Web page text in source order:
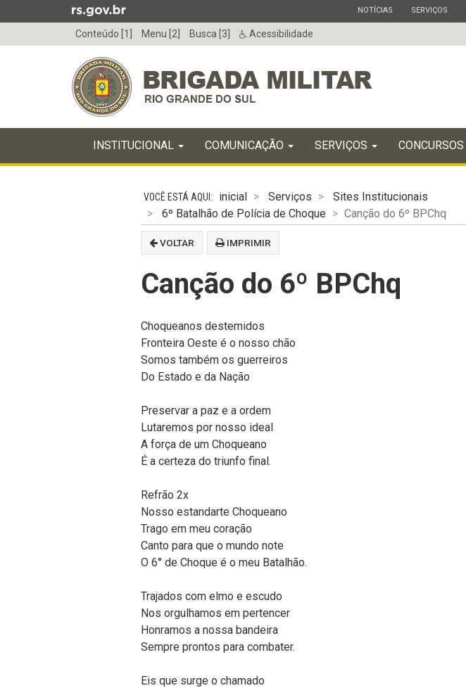
para
menu
ESTADO
NOTÍCIAS ESTADO
SERVIÇOS
Conteúdo [1] Menu [2] Busca [3] Acessibilidade
do
menu
INICIAL
INSTITUCIONAL COMUNICAÇÃO SERVIÇOS CONCURSOS
inicial Serviços
Sites Institucionais
6º Batalhão de Polícia de Choque
Canção do 6º BPChq
VOLTAR IMPRIMIR
Canção do 6º BPChq
Choqueanos destemidos
Fronteira Oeste é o nosso chão
Somos também os guerreiros
Do Estado e da Nação
Preservar a paz e a ordem
Lutaremos por nosso ideal
A força de um Choqueano
É a certeza do triunfo final.
Refrão 2x
Nosso estandarte Choqueano
Trago em meu coração
Canto para que o mundo note
O 6° de Choque é o meu Batalhão.
Trajados com elmo e escudo
Nos orgulhamos em pertencer
Honramos a nossa bandeira
Sempre prontos para combater.
Eis que surge o chamado